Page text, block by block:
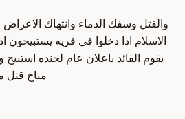
والقتل وسفك الدماء وانتهاك الاعراض
الاسلام اذا دخلوا في قريه يستبيحون
يقوم القائد باعلان عام لجنده
مباح قتل